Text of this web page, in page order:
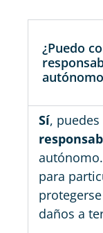
¿Puedo
Sí,
para
daños a